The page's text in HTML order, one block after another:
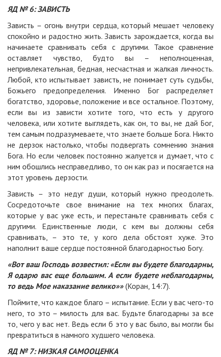
ЯД № 6: ЗАВИСТЬ
Зависть – огонь внутри сердца, который мешает человеку
спокойно и радостно жить. Зависть зарождается, когда вы
начинаете сравнивать себя с другими. Такое сравнение
оставляет чувство, будто вы – неполноценная,
непривлекательная, бедная, несчастная и жалкая личность.
Любой, кто испытывает зависть, не понимает суть судьбы,
Божьего предопределения. Именно Бог распределяет
богатство, здоровье, положение и все остальное. Поэтому,
если вы из зависти хотите того, что есть у другого
человека, или хотите выглядеть, как он, то вы, не дай Бог,
тем самым подразумеваете, что знаете больше Бога. Никто
не дерзок настолько, чтобы подвергать сомнению знания
Бога. Но если человек постоянно жалуется и думает, что с
ним обошлись несправедливо, то он как раз и посягается на
этот уровень дерзости.
Зависть – это недуг души, который нужно преодолеть.
Сосредоточьте свое внимание на тех многих благах,
которые у вас уже есть, и перестаньте сравнивать себя с
другими. Единственные люди, с кем вы должны себя
сравнивать, – это те, у кого дела обстоят хуже. Это
наполнит ваше сердце постоянной благодарностью Богу.
«Вот ваш Господь возвестил: «Если вы будете благодарны,
Я одарю вас еще большим. А если будете неблагодарны,
то ведь Мое наказание велико»»(Коран, 14:7).
Поймите, что каждое благо – испытание. Если у вас чего-то
него, то это – милость для вас. Будьте благодарны за все
то, чего у вас нет. Ведь если б это у вас было, вы могли бы
превратиться в намного худшего человека.
ЯД № 7: НИЗКАЯ САМООЦЕНКА